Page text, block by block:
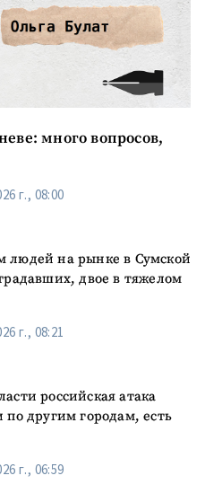
много вопросов,
г., 08:00
людей на рынке в Сумской
двое в тяжелом
г., 08:21
российская атака
по другим городам, есть
г., 06:59